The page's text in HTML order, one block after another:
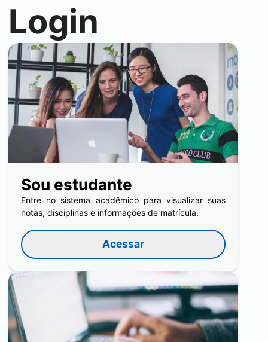
Login
Sou estudante
Entre no sistema acadêmico para visualizar suas
notas, disciplinas e informações de matrícula.
Acessar